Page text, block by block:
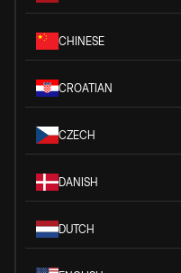
CHINESE
CROATIAN
CZECH
DANISH
DUTCH